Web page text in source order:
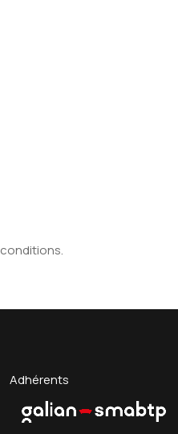
Adhérents